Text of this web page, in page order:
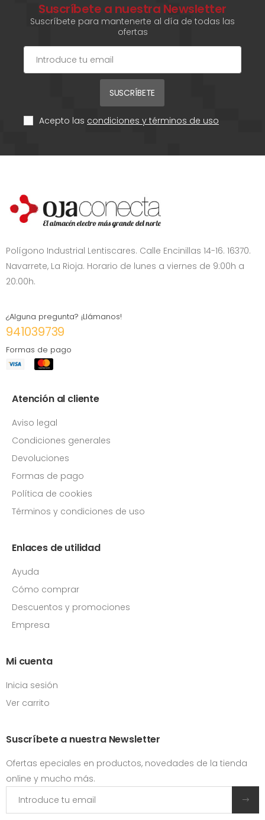
Suscríbete a nuestra Newsletter
Suscríbete para mantenerte al día de todas las
ofertas
SUSCRÍBETE
Acepto las condiciones y términos de uso
Polígono Industrial Lentiscares. Calle Encinillas 14-16. 16370.
Navarrete, La Rioja. Horario de lunes a viernes de 9:00h a
20:00h.
¿Alguna pregunta? ¡Llámanos!
941039739
Formas de pago
Atención al cliente
Aviso legal
Condiciones generales
Devoluciones
Formas de pago
Política de cookies
Términos y condiciones de uso
Enlaces de utilidad
Ayuda
Cómo comprar
Descuentos y promociones
Empresa
Mi cuenta
Inicia sesión
Ver carrito
Suscríbete a nuestra Newsletter
Ofertas epeciales en productos, novedades de la tienda
online y mucho más.